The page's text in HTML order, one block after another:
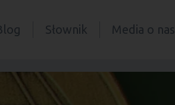
Słownik Media o nas